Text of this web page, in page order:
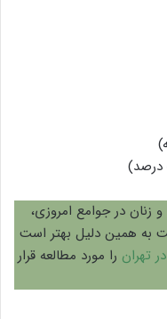
درصد)
زنان در جوامع امروزی،
به همین دلیل بهتر است
تهران را مورد مطالعه قرار